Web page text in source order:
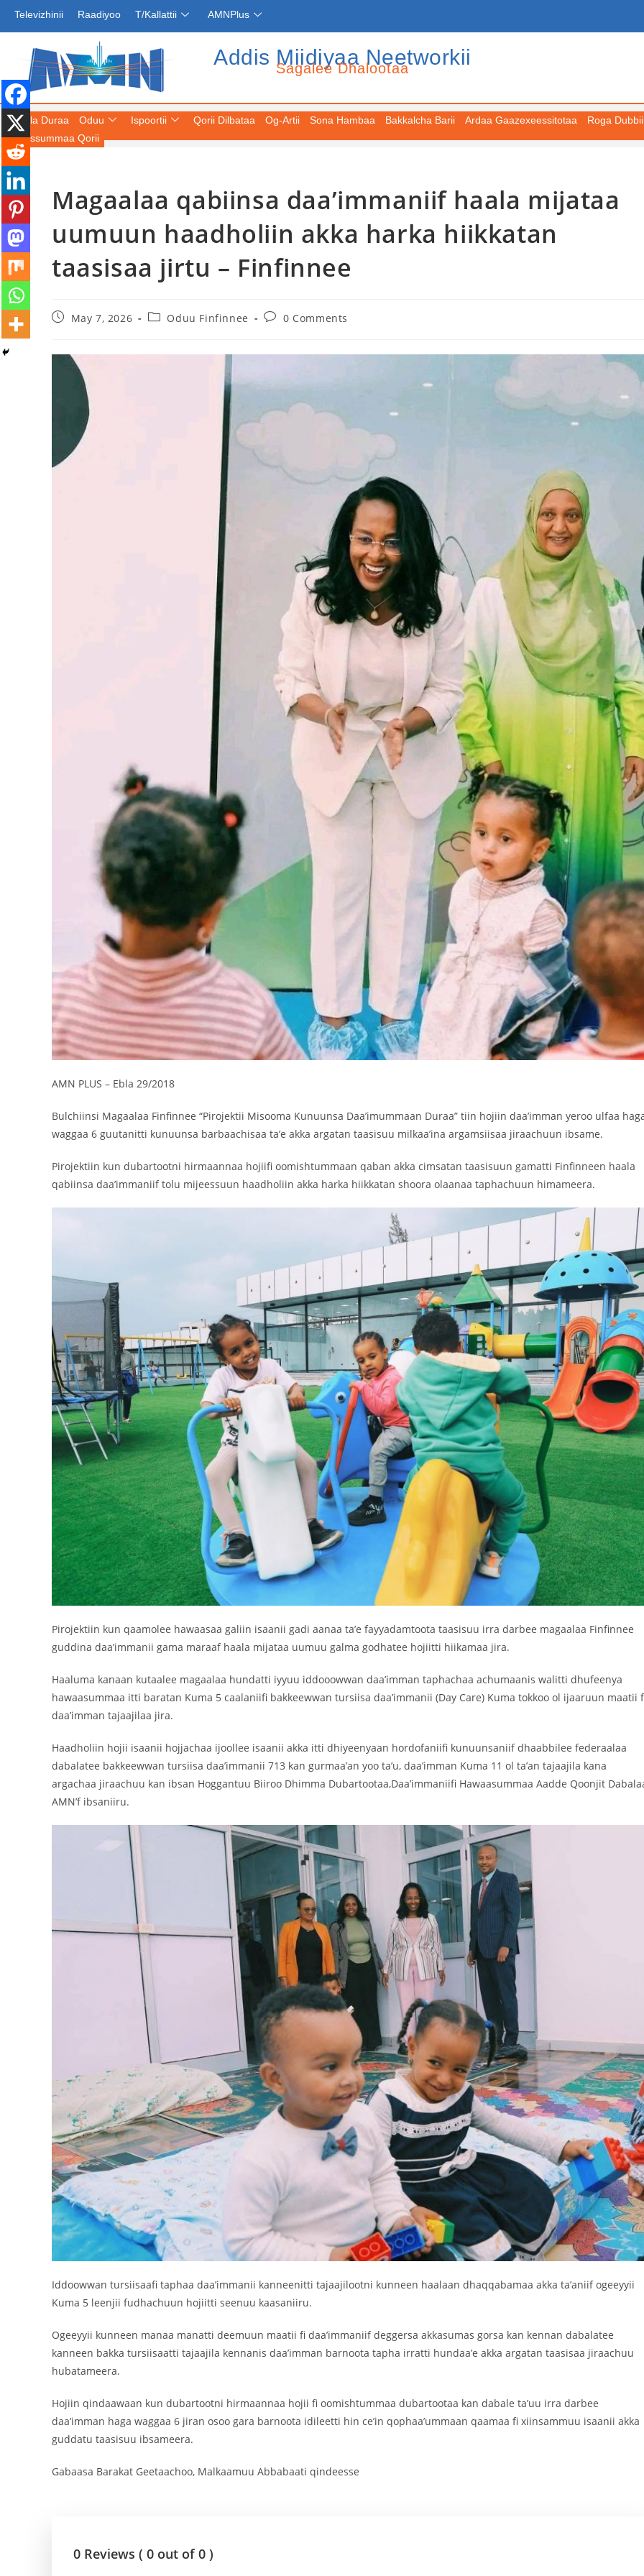
Televizhinii Raadiyoo T/Kallattii AMNPlus
Addis Miidiyaa Neetworkii
Sagalee Dhalootaa
Fuula Duraa Oduu
Buufata Xiyyaaraa Dajjaazmaach Balaay
Dooktar Abiyyi Ahimad fi Giiftii Duree
Zinnaash Taayyaachoo dabalee
magaalaa Baahardaar daawwatan
August 6, 2026
Ispoortii Qorii Dilbataa Og-Artii Sona Hambaa Bakkalcha Barii Ardaa Gaazexeessitotaa
Roga Dubbii
Keessummaa Qorii
Magaalaa qabiinsa daa’immaniif haala mijataa
uumuun haadholiin akka harka hiikkatan
taasisaa jirtu – Finfinnee
May 7, 2026 Oduu Finfinnee 0 Comments
AMN PLUS – Ebla 29/2018
Bulchiinsi Magaalaa Finfinnee “Pirojektii Misooma Kunuunsa Daa’imummaan Duraa” tiin hojiin daa’imman yeroo ulfaa
waggaa 6 guutanitti kunuunsa barbaachisaa ta’e akka argatan taasisuu milkaa’ina argamsiisaa jiraachuun ibsame.
Pirojektiin kun dubartootni hirmaannaa hojiifi oomishtummaan qaban akka cimsatan taasisuun gamatti Finfinneen haala
qabiinsa daa’immaniif tolu mijeessuun haadholiin akka harka hiikkatan shoora olaanaa taphachuun himameera.
Pirojektiin kun qaamolee hawaasaa galiin isaanii gadi aanaa ta’e fayyadamtoota taasisuu irra darbee magaalaa Finfinnee
guddina daa’immanii gama maraaf haala mijataa uumuu galma godhatee hojiitti hiikamaa jira.
Haaluma kanaan kutaalee magaalaa hundatti iyyuu iddooowwan daa’imman taphachaa achumaanis walitti dhufeenya
hawaasummaa itti baratan Kuma 5 caalaniifi bakkeewwan tursiisa daa’immanii (Day Care) Kuma tokkoo ol ijaaruun maatii
daa’imman tajaajilaa jira.
Haadholiin hojii isaanii hojjachaa ijoollee isaanii akka itti dhiyeenyaan hordofaniifi kunuunsaniif dhaabbilee federaalaa
dabalatee bakkeewwan tursiisa daa’immanii 713 kan gurmaa’an yoo ta’u, daa’imman Kuma 11 ol ta’an tajaajila kana
argachaa jiraachuu kan ibsan Hoggantuu Biiroo Dhimma Dubartootaa,Daa’immaniifi Hawaasummaa Aadde Qoonjit
AMN’f ibsaniiru.
Iddoowwan tursiisaafi taphaa daa’immanii kanneenitti tajaajilootni kunneen haalaan dhaqqabamaa akka ta’aniif ogeeyyii
Kuma 5 leenjii fudhachuun hojiitti seenuu kaasaniiru.
Ogeeyyii kunneen manaa manatti deemuun maatii fi daa’immaniif deggersa akkasumas gorsa kan kennan dabalatee
kanneen bakka tursiisaatti tajaajila kennanis daa’imman barnoota tapha irratti hundaa’e akka argatan taasisaa jiraachuu
hubatameera.
Hojiin qindaawaan kun dubartootni hirmaannaa hojii fi oomishtummaa dubartootaa kan dabale ta’uu irra darbee
daa’imman haga waggaa 6 jiran osoo gara barnoota idileetti hin ce’in qophaa’ummaan qaamaa fi xiinsammuu isaanii akka
guddatu taasisuu ibsameera.
Gabaasa Barakat Geetaachoo, Malkaamuu Abbabaati qindeesse
0 Reviews ( 0 out of 0 )